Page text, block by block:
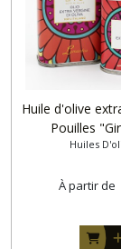
Huile d'olive
Pouilles
Huiles
À partir de